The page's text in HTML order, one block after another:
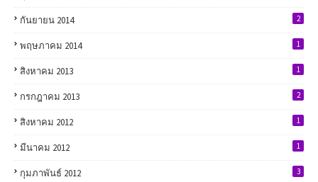
กันยายน 2014 2
พฤษภาคม 2014 1
สิงหาคม 2013 1
กรกฎาคม 2013 2
สิงหาคม 2012 1
มีนาคม 2012 1
กุมภาพันธ์ 2012 3